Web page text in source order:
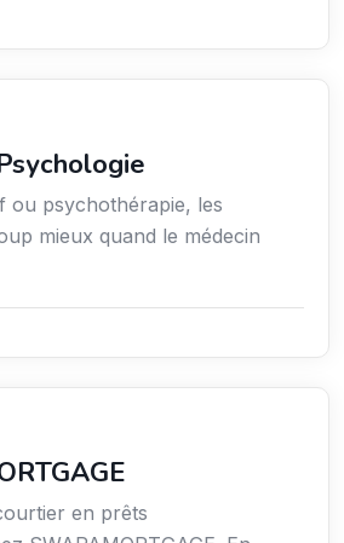
ou psychothérapie, les
mieux quand le médecin
en prêts